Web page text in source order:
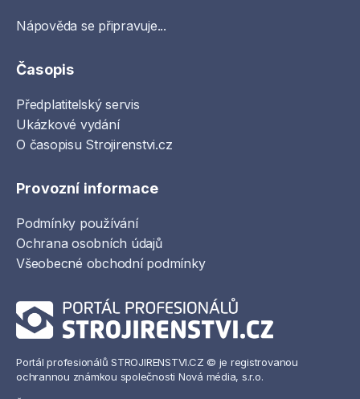
Nápověda se připravuje...
Časopis
Předplatitelský servis
Ukázkové vydání
O časopisu Strojirenstvi.cz
Provozní informace
Podmínky používání
Ochrana osobních údajů
Všeobecné obchodní podmínky
Portál profesionálů STROJIRENSTVI.CZ © je registrovanou
ochrannou známkou společnosti Nová média, s.r.o.